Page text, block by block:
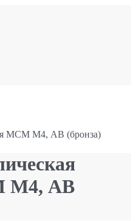
МСМ М4, АB (бронза)
М4, АB